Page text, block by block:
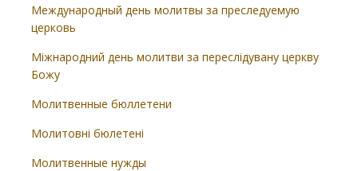
Международный день молитвы за преследуемую
церковь
Міжнародний день молитви за переслідувану церкву
Божу
Молитвенные бюллетени
Молитовні бюлетені
Молитвенные нужды